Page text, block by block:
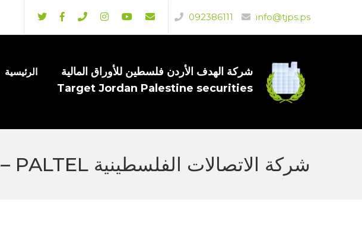
info@tjps.ps
092386111
شركة الهدف الأردن فلسطين للأوراق المالية
Target Jordan Palestine securities
الرئيسية
شركة الاتصالات الفلسطينية PALTEL – اجتماع الهيئة العامة بتاريخ 22-03-2022